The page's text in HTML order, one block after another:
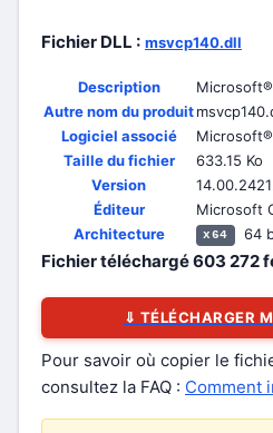
Fichier DLL : msvcp140.dll
Description
Autre nom du produit
Logiciel associé
Taille du fichier
633.15 Ko
Version
Éditeur
Microsoft
Architecture
x64 64
Fichier téléchargé603 272
⇓ TÉLÉCHARGER
Pour savoir où copier le
consultez la FAQ : Comment